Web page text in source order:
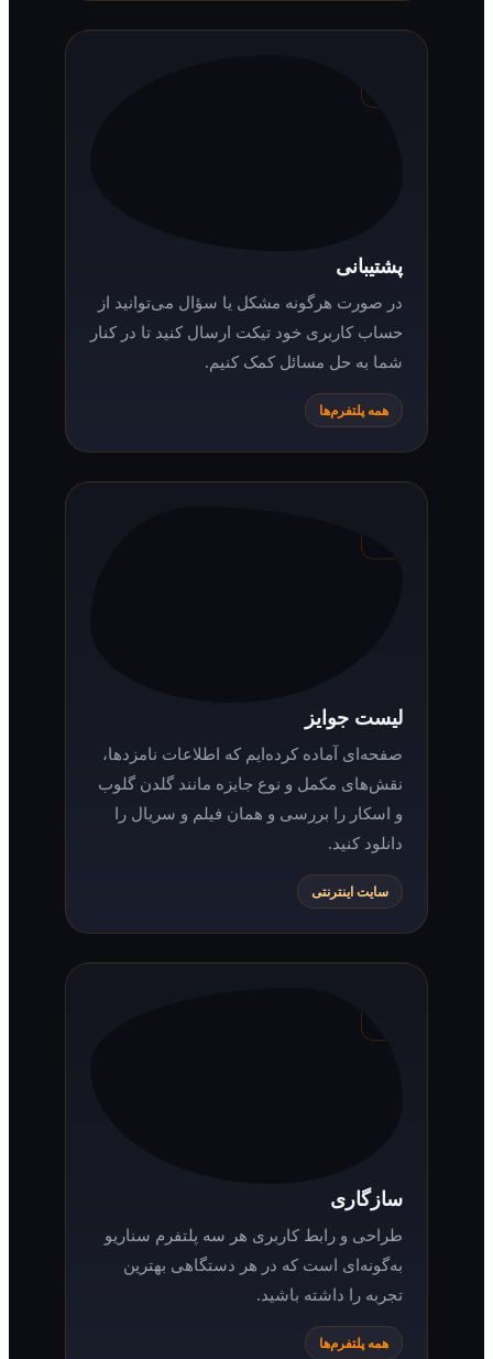
در صورت هرگونه مشکل یا سؤال می‌توانید از
حساب کاربری خود تیکت ارسال کنید تا در کنار
شما به حل مسائل کمک کنیم.
همه پلتفرم‌ها
لیست جوایز
صفحه‌ای آماده کرده‌ایم که اطلاعات نامزدها،
نقش‌های مکمل و نوع جایزه مانند گلدن گلوب
و اسکار را بررسی و همان فیلم و سریال را
سایت اینترنتی
طراحی و رابط کاربری هر سه پلتفرم سناریو
به‌گونه‌ای است که در هر دستگاهی بهترین
تجربه را داشته باشید.
همه پلتفرم‌ها